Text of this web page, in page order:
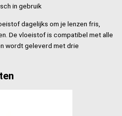
in gebruik
dagelijks om je lenzen fris,
De vloeistof is compatibel met alle
wordt geleverd met drie